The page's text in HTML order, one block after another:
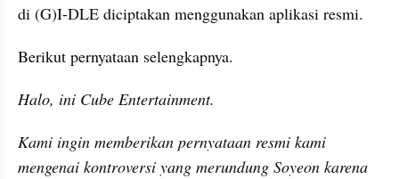
di (G)I-DLE diciptakan menggunakan aplikasi resmi.
Berikut pernyataan selengkapnya.
Halo, ini Cube Entertainment.
Kami ingin memberikan pernyataan resmi kami
mengenai kontroversi yang merundung Soyeon karena